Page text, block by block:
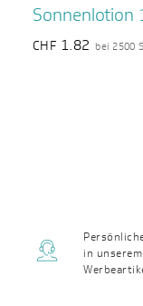
Sonnenlotion
CHF 1.82 bei 2500
in